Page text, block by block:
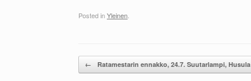
Posted inYleinen.
Post navigation
← Ratamestarin ennakko, 24.7. Suutarlampi, Husula